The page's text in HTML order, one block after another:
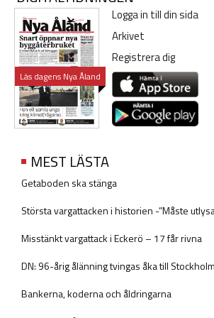
Läs dagens Nya Åland
Logga in till din sida
Arkivet
Registrera dig
MEST LÄSTA
Getaboden ska stänga
Största vargattacken i historien -”Måste
Misstänkt vargattack i Eckerö – 17 får rivna
DN: 96-årig ålänning tvingas åka till
Bankerna, koderna och åldringarna